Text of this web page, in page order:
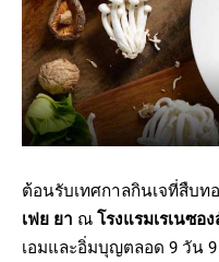
ต้อนรับเทศกาลกินเจที่สืบท
เฟย ยา ณ โรงแรมเรเนซอ
เอมและอิ่มบุญตลอด 9 วัน